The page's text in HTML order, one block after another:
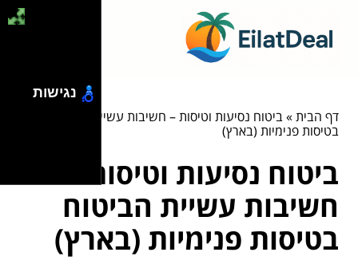
דף הבית»ביטוח נסיעות וטיסות – חשיבות עשיית הביטוח
בטיסות פנימיות (בארץ)
ביטוח נסיעות וטיסות –
חשיבות עשיית הביטוח
בטיסות פנימיות (בארץ)
נגישות